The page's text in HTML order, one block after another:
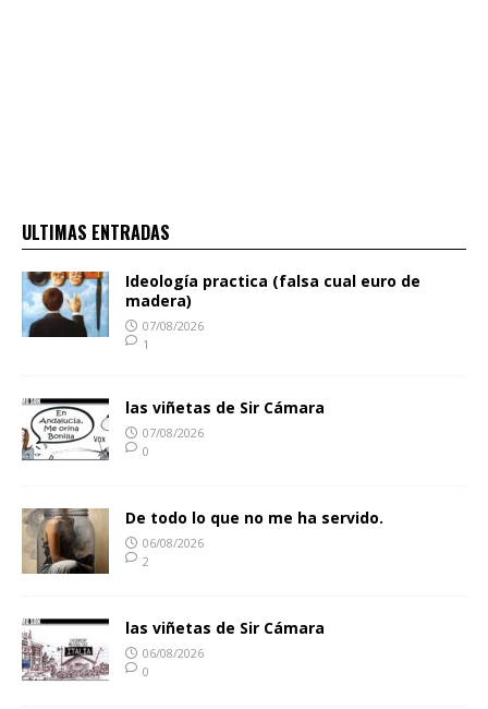
ULTIMAS ENTRADAS
Ideología practica (falsa cual euro de
madera)
07/08/2026
1
las viñetas de Sir Cámara
07/08/2026
0
De todo lo que no me ha servido.
06/08/2026
2
las viñetas de Sir Cámara
06/08/2026
0